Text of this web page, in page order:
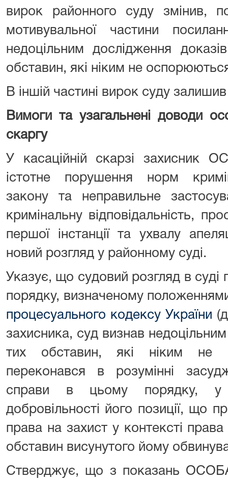
вирок районного суду змінив,
мотивувальної частини
недоцільним дослідження
обставин, які ніким не
В іншій частині вирок суду
Вимоги та узагальнені доводи
скаргу
У касаційній скарзі захисник
істотне порушення норм
закону та неправильне
кримінальну відповідальність,
першої інстанції та ухвалу
новий розгляд у районному суді.
Указує, що судовий розгляд в суді
порядку, визначеному
процесуального кодексу України
захисника, суд визнав
тих обставин, які ніким не
переконався в розумінні
справи в цьому порядку, у
добровільності його позиції, що
права на захист у контексті
обставин висунутого йому
Стверджує, що з показань